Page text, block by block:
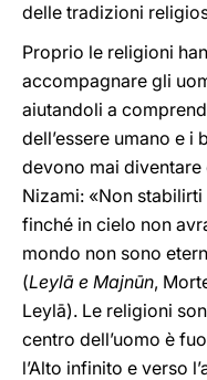
delle tradizioni
Proprio le religioni
accompagnare gli
aiutandoli a
dell’essere umano e
devono mai
Nizami: «Non
finché in cielo non
mondo non sono
(Leylā e Majnūn,
Leylā). Le religioni
centro dell’uomo è
l’Alto infinito e verso